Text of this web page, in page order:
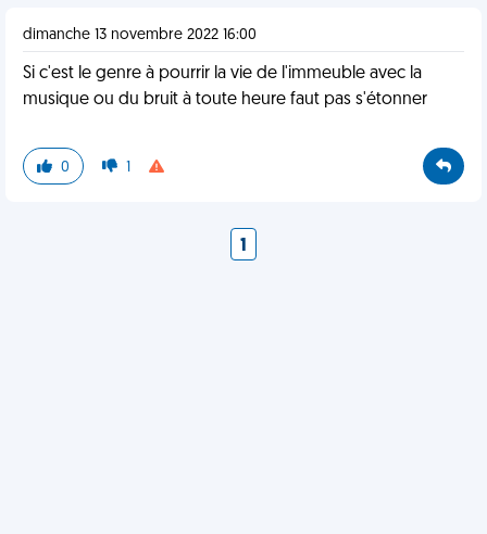
dimanche 13 novembre 2022 16:00
Si c'est le genre à pourrir la vie de l'immeuble avec la
musique ou du bruit à toute heure faut pas s'étonner
0 1
1